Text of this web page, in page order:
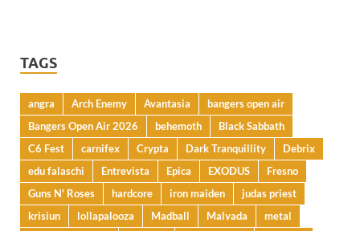
TAGS
angra Arch Enemy Avantasia
bangers open air
Bangers Open Air 2026
behemoth
Black Sabbath
C6 Fest
carnifex Crypta Dark Tranquillity
Debrix
edu falaschi
Entrevista Epica EXODUS
Fresno
Guns N' Roses
hardcore iron maiden
judas priest
krisiun
lollapalooza Madball Malvada
metal